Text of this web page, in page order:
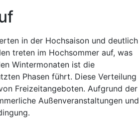
in der Hochsaison und deutlich
treten im Hochsommer auf, was
Wintermonaten ist die
Phasen führt. Diese Verteilung
Freizeitangeboten. Aufgrund der
Außenveranstaltungen und